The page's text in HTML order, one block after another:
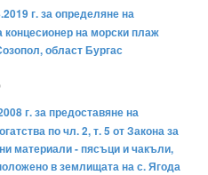
г. за определяне на
концесионер на морски плаж
област Бургас
г. за предоставяне на
по чл. 2, т. 5 от Закона за
материали - пясъци и чакъли,
в землищата на с. Ягода